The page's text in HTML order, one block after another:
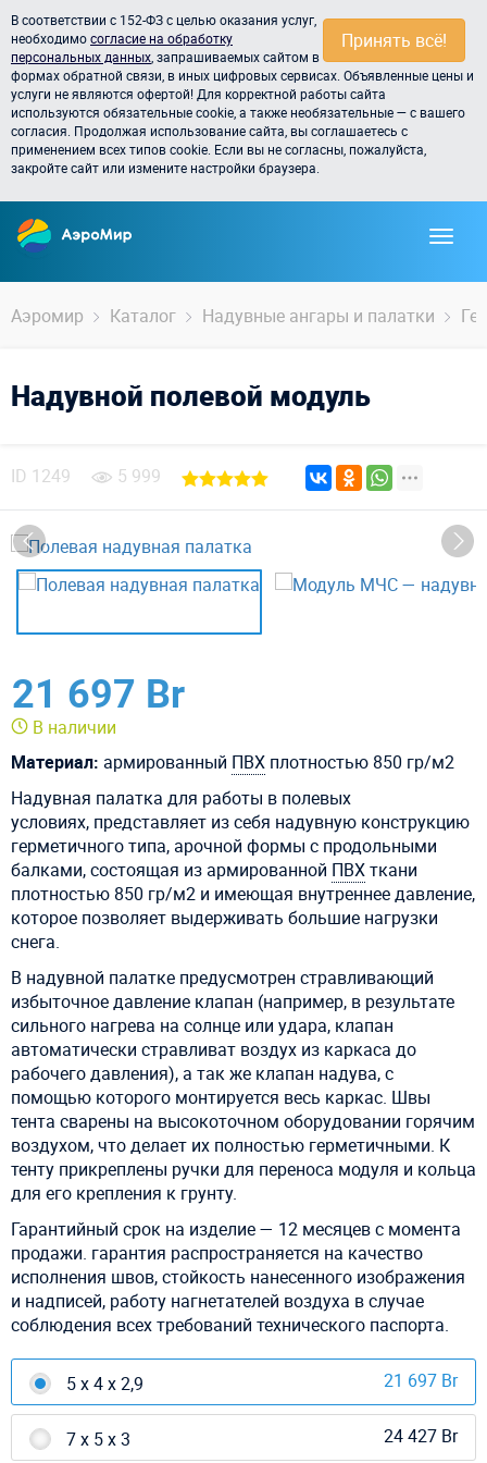
Принять всё!
В соответствии с 152-ФЗ с целью оказания услуг,
необходимосогласие на обработку
персональных данных , запрашиваемых сайтом в
формах обратной связи, в иных цифровых сервисах. Объявленные цены и
услуги не являются офертой! Для корректной работы сайта
используются обязательные cookie, а также необязательные — с вашего
согласия. Продолжая использование сайта, вы соглашаетесь с
применением всех типов cookie. Если вы не согласны, пожалуйста,
закройте сайт или измените настройки браузера.
Аэромир Каталог Надувные ангары и палатки
Надувной полевой модуль
ID 1249 5 999
21 697 Br
В наличии
Материал: армированный ПВХ плотностью 850 гр/м2
Надувная палатка для работы в полевых
условиях, представляет из себя надувную конструкцию
герметичного типа, арочной формы с продольными
балками, состоящая из армированной ПВХткани
плотностью 850 гр/м2 и имеющая внутреннее давление,
которое позволяет выдерживать большие нагрузки
снега.
В надувной палатке предусмотрен стравливающий
избыточное давление клапан (например, в результате
сильного нагрева на солнце или удара, клапан
автоматически стравливат воздух из каркаса до
рабочего давления), а так же клапан надува, с
помощью которого монтируется весь каркас. Швы
тента сварены на высокоточном оборудовании горячим
воздухом, что делает их полностью герметичными. К
тенту прикреплены ручки для переноса модуля и кольца
для его крепления к грунту.
Гарантийный срок на изделие — 12 месяцев с момента
продажи. гарантия распространяется на качество
исполнения швов, стойкость нанесенного изображения
и надписей, работу нагнетателей воздуха в случае
соблюдения всех требований технического паспорта.
5 х 4 х 2,9 21 697 Br
7 х 5 х 3 24 427 Br